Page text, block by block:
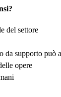
del settore
da supporto può
opere